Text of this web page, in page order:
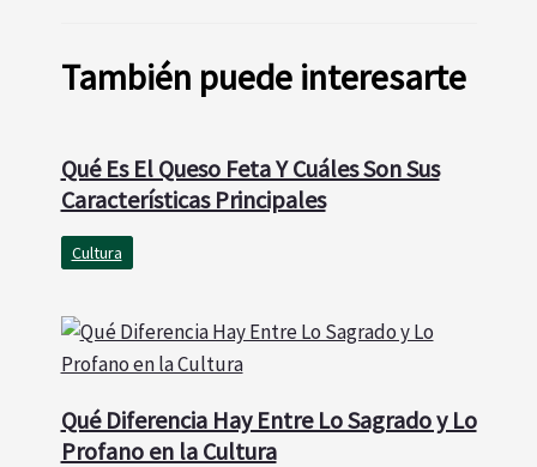
También puede interesarte
Qué Es El Queso Feta Y Cuáles Son Sus
Características Principales
Cultura
Qué Diferencia Hay Entre Lo Sagrado y Lo
Profano en la Cultura